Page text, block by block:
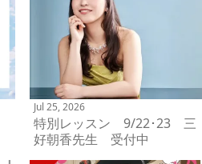
Jul 25, 2026
特別レッスン 9/22･23 三
好朝香先生 受付中